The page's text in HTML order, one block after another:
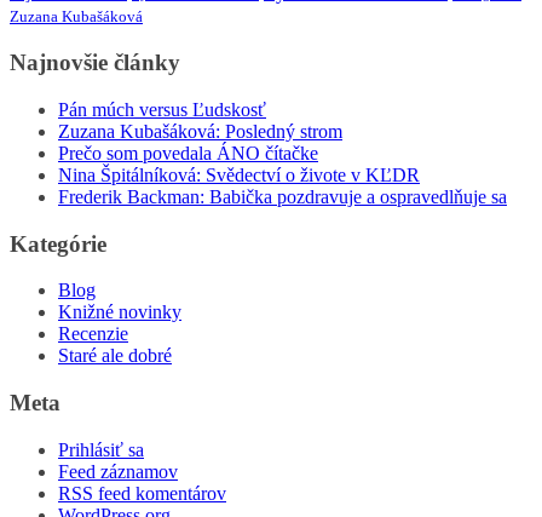
Zuzana Kubašáková
Najnovšie články
Pán múch versus Ľudskosť
Zuzana Kubašáková: Posledný strom
Prečo som povedala ÁNO čítačke
Nina Špitálníková: Svědectví o živote v KĽDR
Frederik Backman: Babička pozdravuje a ospravedlňuje sa
Kategórie
Blog
Knižné novinky
Recenzie
Staré ale dobré
Meta
Prihlásiť sa
Feed záznamov
RSS feed komentárov